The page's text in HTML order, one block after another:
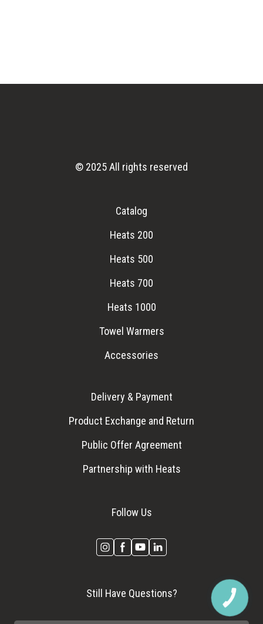
© 2025 All rights reserved
Catalog
Heats 200
Heats 500
Heats 700
Heats 1000
Towel Warmers
Accessories
Delivery & Payment
Product Exchange and Return
Public Offer Agreement
Partnership with Heats
Follow Us
Still Have Questions?
КНОПКА
ЗВ'ЯЗКУ